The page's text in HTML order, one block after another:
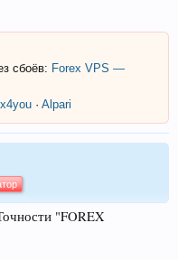
сбоёв: Forex VPS —
· Alpari
"FOREX